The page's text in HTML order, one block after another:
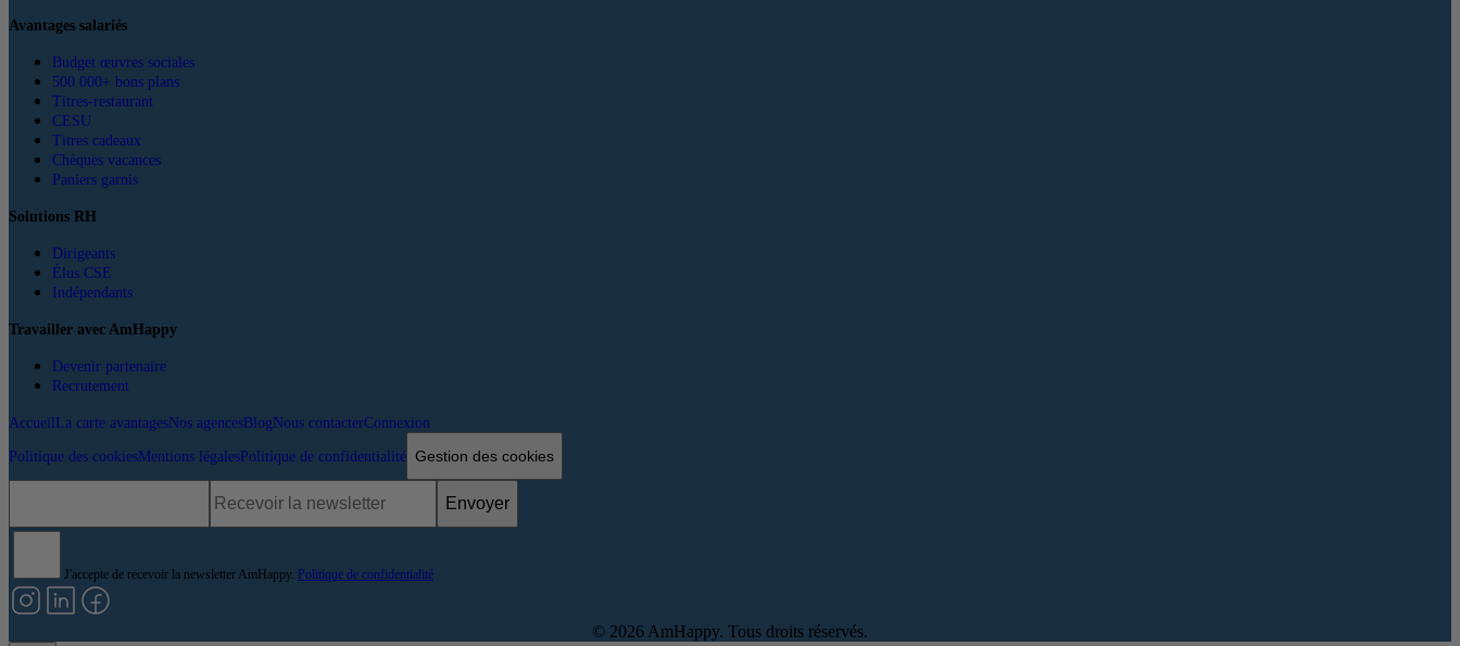
Avantages salariés
Budget œuvres sociales
500 000+ bons plans
Titres-restaurant
CESU
Titres cadeaux
Chèques vacances
Paniers garnis
Solutions RH
Dirigeants
Élus CSE
Indépendants
Travailler avec AmHappy
Devenir partenaire
Recrutement
Accueil La carte avantagesNos agencesBlogNous contacterConnexion
Politique des cookiesMentions légalesPolitique de confidentialité Gestion des cookies
Envoyer
J'accepte de recevoir la newsletter AmHappy. Politique de confidentialité
© 2026 AmHappy. Tous droits réservés.